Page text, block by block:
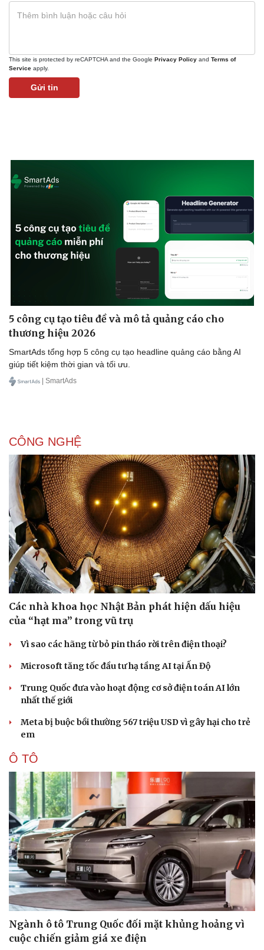
Pháp luật
Vụ án
Tin nóng
Tư vấn luật
Quân sự - Quốc phòng
Vũ khí
Việt Nam
Phân tích
This site is protected by reCAPTCHA and the Google Privacy Policy and Terms of
Service apply.
Gửi tin
5 công cụ tạo tiêu đề và mô tả quảng cáo cho
thương hiệu 2026
SmartAds tổng hợp 5 công cụ tạo headline quảng cáo bằng AI
giúp tiết kiệm thời gian và tối ưu.
| SmartAds
CÔNG NGHỆ
Các nhà khoa học Nhật Bản phát hiện dấu hiệu
của “hạt ma” trong vũ trụ
Vì sao các hãng từ bỏ pin tháo rời trên điện thoại?
Microsoft tăng tốc đầu tư hạ tầng AI tại Ấn Độ
Trung Quốc đưa vào hoạt động cơ sở điện toán AI lớn
nhất thế giới
Meta bị buộc bồi thường 567 triệu USD vì gây hại cho trẻ
em
Ô TÔ
Ngành ô tô Trung Quốc đối mặt khủng hoảng vì
cuộc chiến giảm giá xe điện